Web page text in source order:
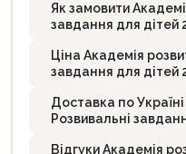
Як замовити
завдання для дітей
Ціна Академія
завдання для дітей
Доставка по
Розвивальні
Відгуки Академія